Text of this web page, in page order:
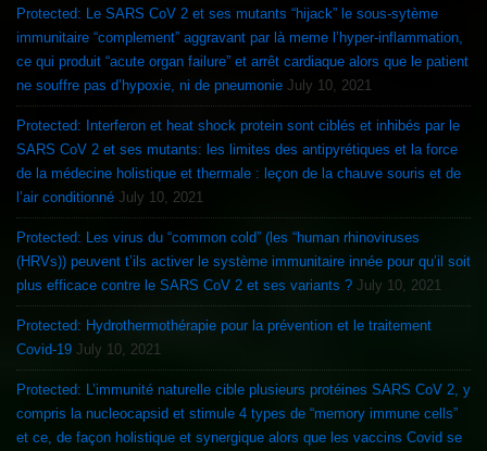
Protected: Le SARS CoV 2 et ses mutants “hijack” le sous-sytème
immunitaire “complement” aggravant par là meme l’hyper-inflammation,
ce qui produit “acute organ failure” et arrêt cardiaque alors que le patient
ne souffre pas d’hypoxie, ni de pneumonie July 10, 2021
Protected: Interferon et heat shock protein sont ciblés et inhibés par le
SARS CoV 2 et ses mutants: les limites des antipyrétiques et la force
de la médecine holistique et thermale : leçon de la chauve souris et de
l’air conditionné July 10, 2021
Protected: Les virus du “common cold” (les “human rhinoviruses
(HRVs)) peuvent t’ils activer le système immunitaire innée pour qu’il soit
plus efficace contre le SARS CoV 2 et ses variants ? July 10, 2021
Protected: Hydrothermothérapie pour la prévention et le traitement
Covid-19 July 10, 2021
Protected: L’immunité naturelle cible plusieurs protéines SARS CoV 2, y
compris la nucleocapsid et stimule 4 types de “memory immune cells”
et ce, de façon holistique et synergique alors que les vaccins Covid se